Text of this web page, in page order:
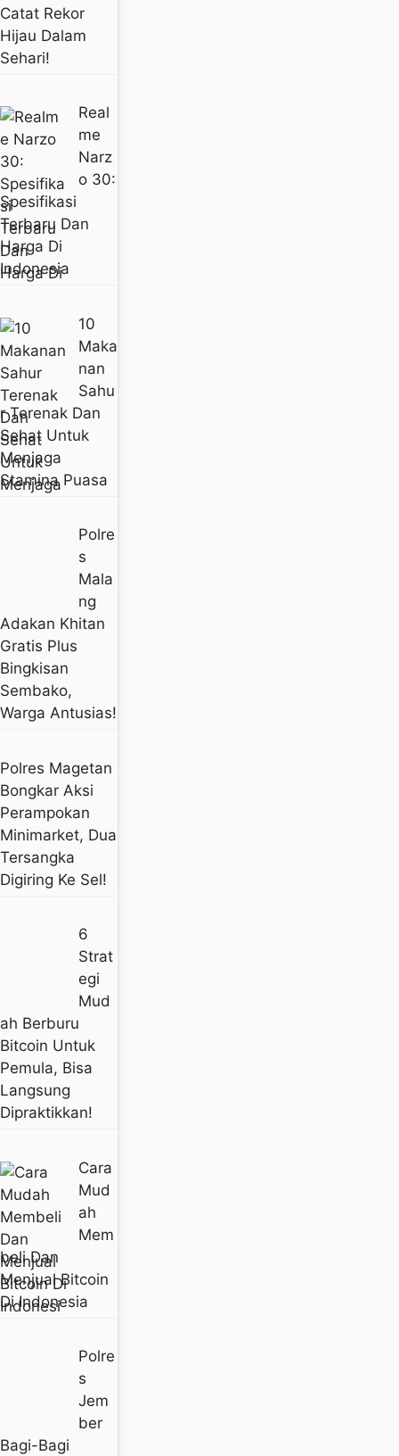
Catat Rekor
Hijau Dalam
Sehari!
Real
Me
Narz
O 30:
Spesifikasi
Terbaru Dan
Harga Di
Indonesia
10
Maka
Nan
Sahu
R Terenak Dan
Sehat Untuk
Menjaga
Stamina Puasa
Polre
S
Mala
Ng
Adakan Khitan
Gratis Plus
Bingkisan
Sembako,
Warga Antusias!
Polres Magetan
Bongkar Aksi
Perampokan
Minimarket, Dua
Tersangka
Digiring Ke Sel!
6
Strat
Egi
Mud
Ah Berburu
Bitcoin Untuk
Pemula, Bisa
Langsung
Dipraktikkan!
Cara
Mud
Ah
Mem
Beli Dan
Menjual Bitcoin
Di Indonesia
Polre
S
Jem
Ber
Bagi-Bagi